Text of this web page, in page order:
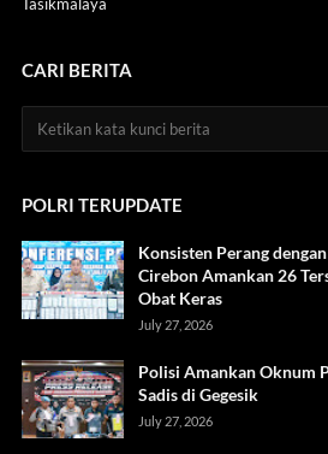
CARI BERITA
POLRI TERUPDATE
Konsisten Perang
Cirebon Amankan 26
Obat Keras
July 27, 2026
Polisi Amankan Oknum
Sadis di Gegesik
July 27, 2026